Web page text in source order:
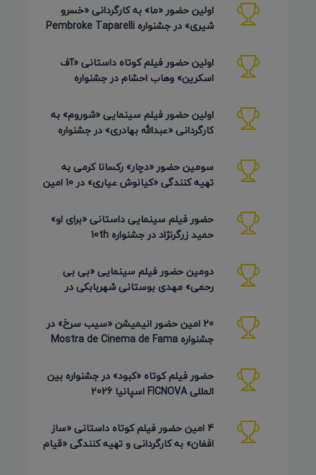
اولین حضور «ما» به کارگردانی «خسرو
شیری» در جشنواره Pembroke Taparelli
اولین حضور فیلم کوتاه داستانی «آف
اسکرین» وهاب احشام در جشنواره
اولین حضور فیلم سینمایی «شوروم» به
کارگردانی «عبدالله بهادری» در جشنواره
سومین حضور «دچار» رکسانا کرمی به
تهیه کنندگی «کیانوش عیاری» در 10 امین
حضور فیلم سینمایی داستانی «برای او»
حمید زرگرنژاد در جشنواره 10th
دومین حضور فیلم سینمایی «بی بی
رحمی» مهدی بوستانی شهربابکی در
20 امین حضور انیمیشن «سیب سرخ» در
جشنواره Mostra de Cinema de Fama
حضور فیلم کوتاه «کبود» در جشنواره بین
المللی FICNOVA اسپانیا 2026
4 امین حضور فیلم کوتاه داستانی «ساز
افغان» به کارگردانی و تهیه کنندگی «قیام